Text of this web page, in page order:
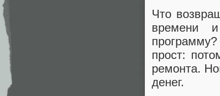
Что
времени
прост:
ремонта.
денег.